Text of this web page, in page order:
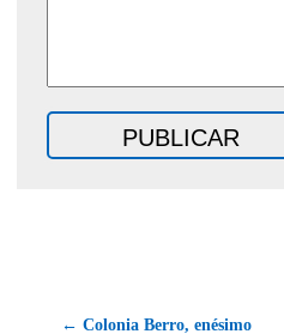
← Colonia Berro, enésimo